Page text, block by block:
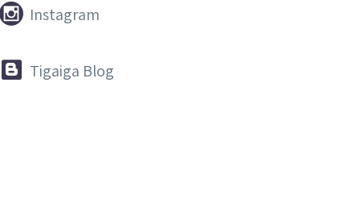

 Instagram

 Tigaiga Blog